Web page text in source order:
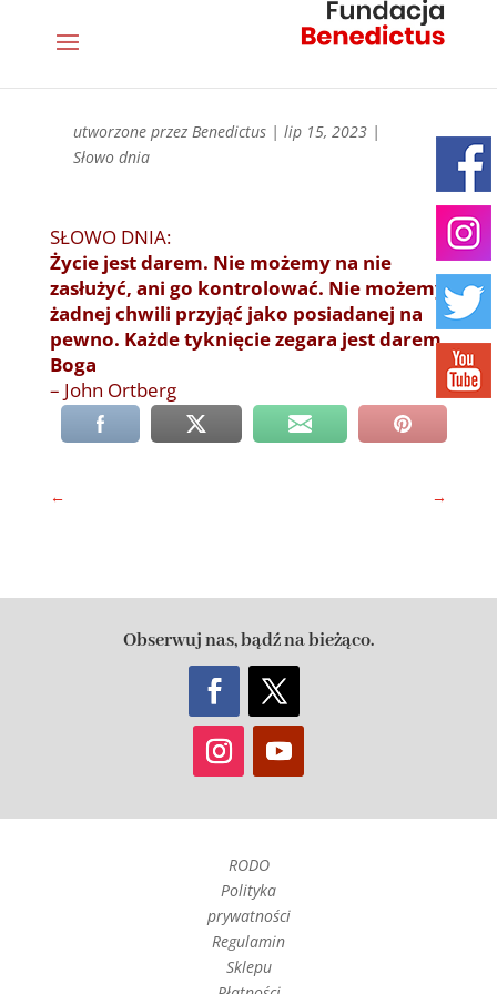
utworzone przez Benedictus| lip 15, 2023|
Słowo dnia
SŁOWO DNIA:
Życie jest darem. Nie możemy na nie
zasłużyć, ani go kontrolować. Nie możemy
żadnej chwili przyjąć jako posiadanej na
pewno. Każde tyknięcie zegara jest darem
Boga
– John Ortberg
← →
Obserwuj nas, bądź na bieżąco.
RODO
Polityka
prywatności
Regulamin
Sklepu